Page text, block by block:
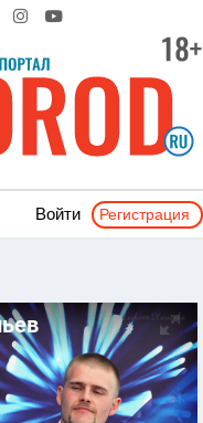
Войти Регистрация